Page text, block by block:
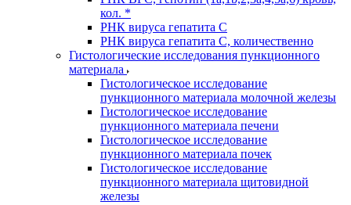
кол. *
РНК вируса гепатита C
РНК вируса гепатита C, количественно
Гистологические исследования пункционного
материала
Гистологическое исследование
пункционного материала молочной железы
Гистологическое исследование
пункционного материала печени
Гистологическое исследование
пункционного материала почек
Гистологическое исследование
пункционного материала щитовидной
железы